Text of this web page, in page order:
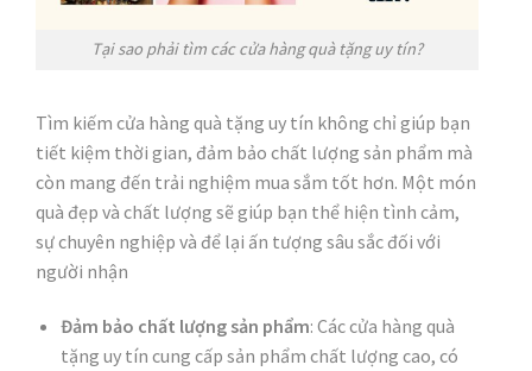
Tại sao phải tìm các cửa hàng quà tặng uy tín?
Tìm kiếm cửa hàng quà tặng uy tín không chỉ giúp bạn
tiết kiệm thời gian, đảm bảo chất lượng sản phẩm mà
còn mang đến trải nghiệm mua sắm tốt hơn. Một món
quà đẹp và chất lượng sẽ giúp bạn thể hiện tình cảm,
sự chuyên nghiệp và để lại ấn tượng sâu sắc đối với
người nhận
Đảm bảo chất lượng sản phẩm: Các cửa hàng quà
tặng uy tín cung cấp sản phẩm chất lượng cao, có